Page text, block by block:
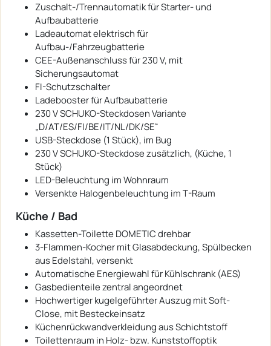
Zuschalt-/Trennautomatik für Starter- und
Aufbaubatterie
Ladeautomat elektrisch für
Aufbau-/Fahrzeugbatterie
CEE-Außenanschluss für 230 V, mit
Sicherungsautomat
FI-Schutzschalter
Ladebooster für Aufbaubatterie
230 V SCHUKO-Steckdosen Variante
„D/AT/ES/FI/BE/IT/NL/DK/SE“
USB-Steckdose (1 Stück), im Bug
230 V SCHUKO-Steckdose zusätzlich, (Küche, 1
Stück)
LED-Beleuchtung im Wohnraum
Versenkte Halogenbeleuchtung im T-Raum
Küche / Bad
Kassetten-Toilette DOMETIC drehbar
3-Flammen-Kocher mit Glasabdeckung, Spülbecken
aus Edelstahl, versenkt
Automatische Energiewahl für Kühlschrank (AES)
Gasbedienteile zentral angeordnet
Hochwertiger kugelgeführter Auszug mit Soft-
Close, mit Besteckeinsatz
Küchenrückwandverkleidung aus Schichtstoff
Toilettenraum in Holz- bzw. Kunststoffoptik